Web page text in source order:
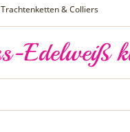
Trachtenketten & Colliers